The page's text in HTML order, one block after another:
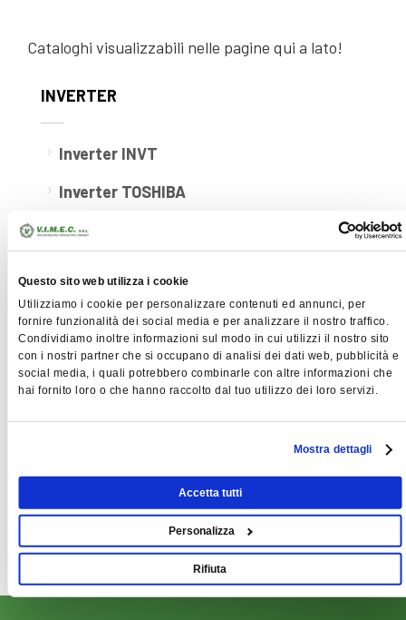
Questo sito web utilizza i cookie
Utilizziamo i cookie per personalizzare contenuti ed annunci, per
fornire funzionalità dei social media e per analizzare il nostro traffico.
Condividiamo inoltre informazioni sul modo in cui utilizzi il nostro sito
con i nostri partner che si occupano di analisi dei dati web, pubblicità e
social media, i quali potrebbero combinarle con altre informazioni che
hai fornito loro o che hanno raccolto dal tuo utilizzo dei loro servizi.
Mostra dettagli
Accetta tutti
Personalizza
Rifiuta
Cataloghi visualizzabili nelle pagine qui a lato!
INVERTER
Inverter INVT
Inverter TOSHIBA
Inverter in Box IP66
Soft starters
Accessori inverter: MITOS
Controllo e visualizzazione - MITOS VT6
Controllo e visualizzazione - MITOS VT6
Controllo e visualizzazione - MITOS VT6